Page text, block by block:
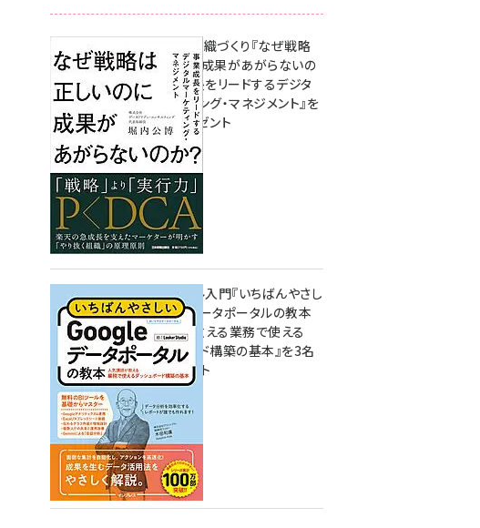
成果を生む組織づくり『なぜ戦略
は正しいのに成果があがらないの
か？ 事業成長をリードするデジタ
ルマーケティング・マネジメント』を
3名様にプレゼント
10:00
無料BIツール入門『いちばんやさし
いGoogleデータポータルの教本
人気講師が教える業務で使える
ダッシュボード構築の基本』を3名
様にプレゼント
7月31日 10:00